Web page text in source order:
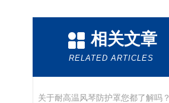
相关文章
RELATED ARTICLES
关于耐高温风琴防护罩您都了解吗？